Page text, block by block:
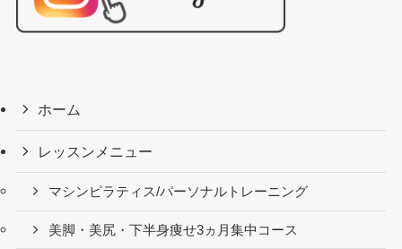
ホーム
レッスンメニュー
マシンピラティス/パーソナルトレーニング
美脚・美尻・下半身痩せ3ヵ月集中コース